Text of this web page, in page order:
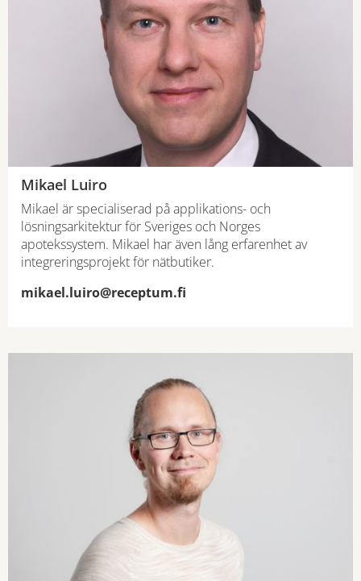
Mikael Luiro
Mikael är specialiserad på applikations- och
lösningsarkitektur för Sveriges och Norges
apotekssystem. Mikael har även lång erfarenhet av
integreringsprojekt för nätbutiker.
mikael.luiro@receptum.fi